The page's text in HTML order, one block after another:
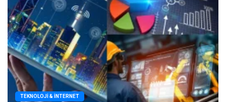
TEKNOLOJI & İNTERNET